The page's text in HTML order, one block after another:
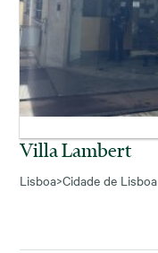
Villa Lambert
Lisboa>Cidade de Lisboa